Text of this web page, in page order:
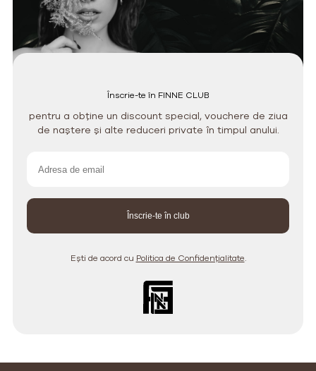
Înscrie-te în FINNE CLUB
pentru a obține un discount special, vouchere de ziua
de naștere și alte reduceri private în timpul anului.
Ești de acord cu Politica de Confidențialitate.